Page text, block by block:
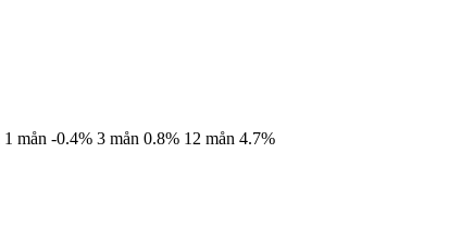
1 mån -0.4% 3 mån 0.8% 12 mån 4.7%